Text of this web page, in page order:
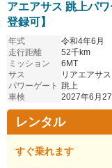
アエアサス 跳上パ
登録可】
年式
令和4年6月
走行距離
52千km
ミッション
6MT
サス
リアエアサス
パワーゲート 跳上
車検
2027年6月27
レンタル
すぐ乗れます